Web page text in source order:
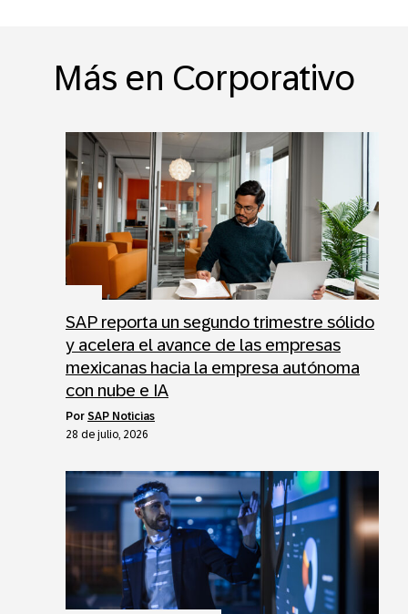
Más en Corporativo
SAP reporta un segundo trimestre sólido
y acelera el avance de las empresas
mexicanas hacia la empresa autónoma
con nube e IA
por SAP Noticias
28 de julio, 2026